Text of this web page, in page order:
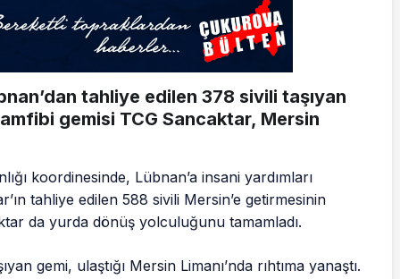
tahliye edilen 378 sivili taşıyan
gemisi TCG Sancaktar, Mersin
koordinesinde, Lübnan’a insani yardımları
tahliye edilen 588 sivili Mersin’e getirmesinin
da yurda dönüş yolculuğunu tamamladı.
gemi, ulaştığı Mersin Limanı’nda rıhtıma yanaştı.